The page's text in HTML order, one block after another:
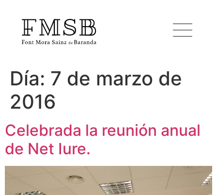
Inicio
Font Mora Sainz de Baranda
Equipo
Día: 7 de marzo de
2016
Celebrada la reunión anual
de Net Iure.